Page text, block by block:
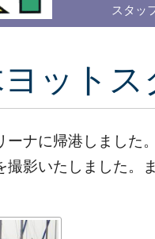
スタッ
ットス
ナに帰港しました
影いたしました。